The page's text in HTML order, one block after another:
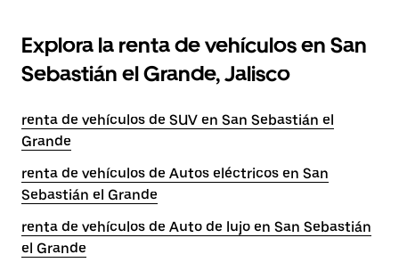
Explora la renta de vehículos en San
Sebastián el Grande, Jalisco
renta de vehículos de SUV en San Sebastián el
Grande
renta de vehículos de Autos eléctricos en San
Sebastián el Grande
renta de vehículos de Auto de lujo en San Sebastián
el Grande